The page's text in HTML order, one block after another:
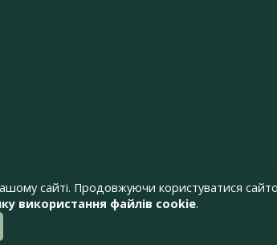
сайті. Продовжуючи користуватися
використання файлів cookie.